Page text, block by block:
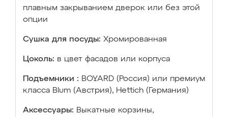
плавным закрыванием дверок или без этой
опции
Сушка для посуды: Хромированная
Цоколь: в цвет фасадов или корпуса
Подъемники : BOYARD (Россия) или премиум
класса Blum (Австрия), Hettich (Германия)
Аксессуары: Выкатные корзины,